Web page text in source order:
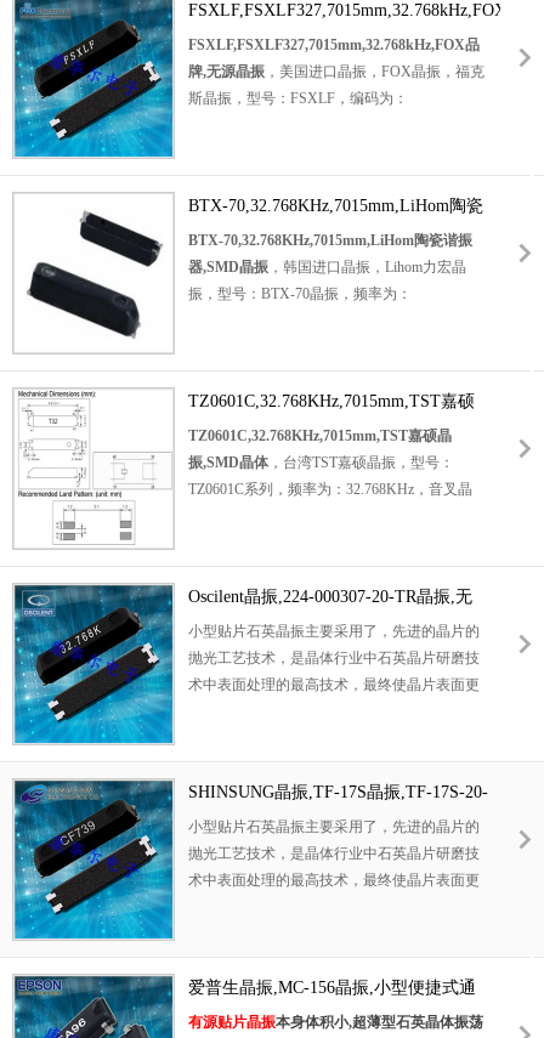
至+85℃，小体积晶振尺寸：7.0x1.5x1.4mm
封装，音叉晶振，四脚贴片晶振，石英晶振，
无源晶振，陶瓷晶振，SMD晶振，石英晶体谐
振器，具有超小型晶振，轻薄型晶振，高品质
FSXLF,FSXLF327,7015mm,32.768kHz,FOX
品牌,无源晶振
FSXLF,FSXLF327,7015mm,32.768kHz,FOX品
牌,无源晶振 ，美国进口晶振，FOX晶振，福克
斯晶振，型号：FSXLF，编码为：
7.0x1.5x1.4mm，陶瓷晶振，四脚贴片晶振，石
英晶振，无源晶振，石英晶体谐振器，7015晶
振，无铅晶振，具有超小型晶振，轻薄型晶
振，高品质晶振，高可靠性晶振，耐热及耐环
境特点。应用于：移动通讯晶振，
BTX-70,32.768KHz,7015mm,LiHom陶瓷
谐振器,SMD晶振
BTX-70,32.768KHz,7015mm,LiHom陶瓷谐振
器,SMD晶振 ，韩国进口晶振，Lihom力宏晶
振，型号： BTX-70晶振，频率为：
振，无源晶振，石英晶振，陶瓷谐振器，SMD
石英晶体，石英晶体谐振器。具有超小型，轻
薄型，高性能，高品质，耐热及耐环境特点。
应用于：移动通讯晶振，仪器仪表设备晶振，
无线蓝牙晶振，消费品电子晶振，数字电子晶
TZ0601C,32.768KHz,7015mm,TST嘉硕
晶振,SMD晶体
TZ0601C,32.768KHz,7015mm,TST嘉硕晶
振,SMD晶体 ，台湾TST嘉硕晶振，型号：
TZ0601C系列，频率为：32.768KHz，音叉晶
晶振，SMD石英晶体，无源晶振，石英晶振，
石英晶体谐振器，7015晶振。具有超小型，轻
薄型，高精度，高性能，高品质等特点。应用
于：通讯设备晶振，钟表电子晶振， 时钟晶振
，仪器仪表设备晶振，数字显示晶振，电视机
Oscilent晶振,224-000307-20-TR晶振,无
源谐振器
小型贴片石英晶振主要采用了，先进的晶片的
抛光工艺技术，是晶体行业中石英晶片研磨技
术中表面处理的最高技术，最终使晶片表面更
的生产工艺，使产品在各项参数得到了很大的
改良,外观尺寸具有薄型表面贴片型石英晶体谐
振器,特别适用于有小型化要求的市场领域,比
如智能手机,无线蓝牙,平板电脑等电子数码产
品
SHINSUNG晶振,TF-17S晶振,TF-17S-20-
32.768KHz-12.5pF晶振
小型贴片石英晶振主要采用了，先进的晶片的
抛光工艺技术，是晶体行业中石英晶片研磨技
术中表面处理的最高技术，最终使晶片表面更
的生产工艺，使产品在各项参数得到了很大的
改良,外观尺寸具有薄型表面贴片型石英晶体谐
振器,特别适用于有小型化要求的市场领域,比
爱普生晶振,MC-156晶振,小型便捷式通
信晶振,MC-156 32.7680KA-A0:ROHS
有源贴片晶振本身体积小,超薄型石英晶体振荡